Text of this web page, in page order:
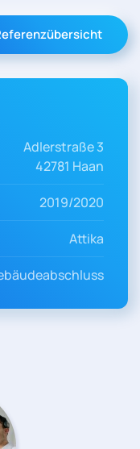
Adlerstraße 3
42781 Haan
2019/2020
Attika